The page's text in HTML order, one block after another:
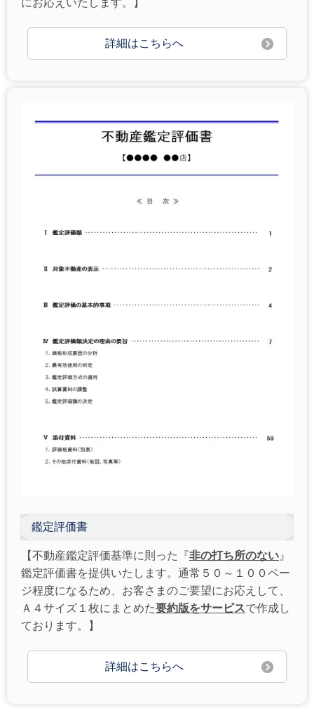
詳細はこちらへ
鑑定評価書
【不動産鑑定評価基準に則った『非の打ち所のない 』
鑑定評価書を提供いたします。通常５０～１００ペー
ジ程度になるため、お客さまのご要望にお応えして、
Ａ４サイズ１枚にまとめた要約版をサービスで作成し
ております。】
詳細はこちらへ